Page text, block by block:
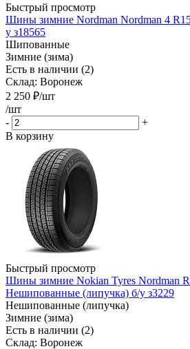
Быстрый просмотр
Шины зимние Nordman Nordman 4
у з18565
Шипованные
Зимние (зима)
Есть в наличии (2)
Склад: Воронеж
2 250 ₽/шт
/шт
-
+
В корзину
Быстрый просмотр
Шины зимние Nokian Tyres Nordman
Нешипованные (липучка) б/у з3229
Нешипованные (липучка)
Зимние (зима)
Есть в наличии (2)
Склад: Воронеж